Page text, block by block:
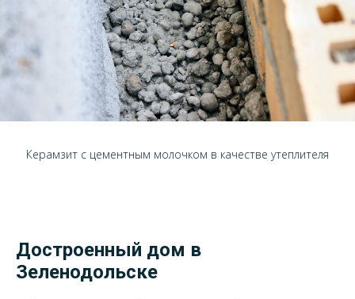
Керамзит с цементным молочком в качестве утеплителя
Достроенный дом в
Зеленодольске